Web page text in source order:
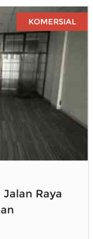
KOMERSIAL
Raya